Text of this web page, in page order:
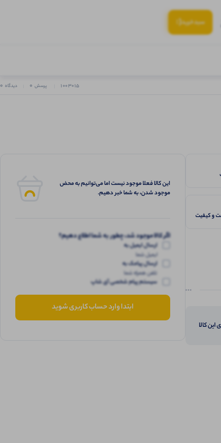
سبد‌خرید(:
1003015 پرسش 0 دیدگاه 0
و کیفیت
این کالا
این کالا فعلا موجود نیست اما می‌توانیم به محض
موجود شدن، به شما خبر دهیم.
اگر کالا موجود شد، چطور به شما اطلاع دهیم؟
ارسال ایمیل به
ایمیل شما
ارسال پیامک به
تلفن همراه شما
سیستم پیام شخصی آی شاپ
ابتدا وارد حساب کاربری شوید